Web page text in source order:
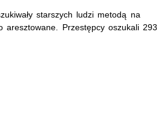
starszych ludzi metodą na
aresztowane. Przestępcy oszukali 293